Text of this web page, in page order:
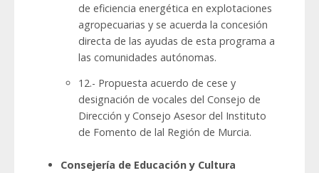
de eficiencia energética en explotaciones
agropecuarias y se acuerda la concesión
directa de las ayudas de esta programa a
las comunidades autónomas.
12.- Propuesta acuerdo de cese y
designación de vocales del Consejo de
Dirección y Consejo Asesor del Instituto
de Fomento de lal Región de Murcia.
Consejería de Educación y Cultura